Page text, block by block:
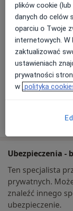
Dostępność
Telefon
786 08...Pokaż
42 639...Pokaż
Ubezpieczenia -
Ten specjalista
prywatnych.
znaleźć innego
ubezpieczenie.
plików cookie
danych do celów
oparciu o Twoje
internetowych. W
zaktualizować
ustawieniach
prywatności
w polityka